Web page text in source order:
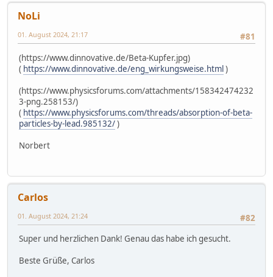
NoLi
#81
01. August 2024, 21:17
(https://www.dinnovative.de/Beta-Kupfer.jpg)
( https://www.dinnovative.de/eng_wirkungsweise.html)
(https://www.physicsforums.com/attachments/158342474232
3-png.258153/)
( https://www.physicsforums.com/threads/absorption-of-beta-
particles-by-lead.985132/)
Norbert
Carlos
#82
01. August 2024, 21:24
Super und herzlichen Dank! Genau das habe ich gesucht.
Beste Grüße, Carlos